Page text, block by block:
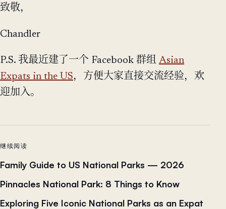
致敬，
Chandler
P.S. 我最近建了一个 Facebook 群组 Asian
Expats in the US，方便大家直接交流经验，欢
迎加入。
继续阅读
Family Guide to US National Parks — 2026
Pinnacles National Park: 8 Things to Know
Exploring Five Iconic National Parks as an Expat